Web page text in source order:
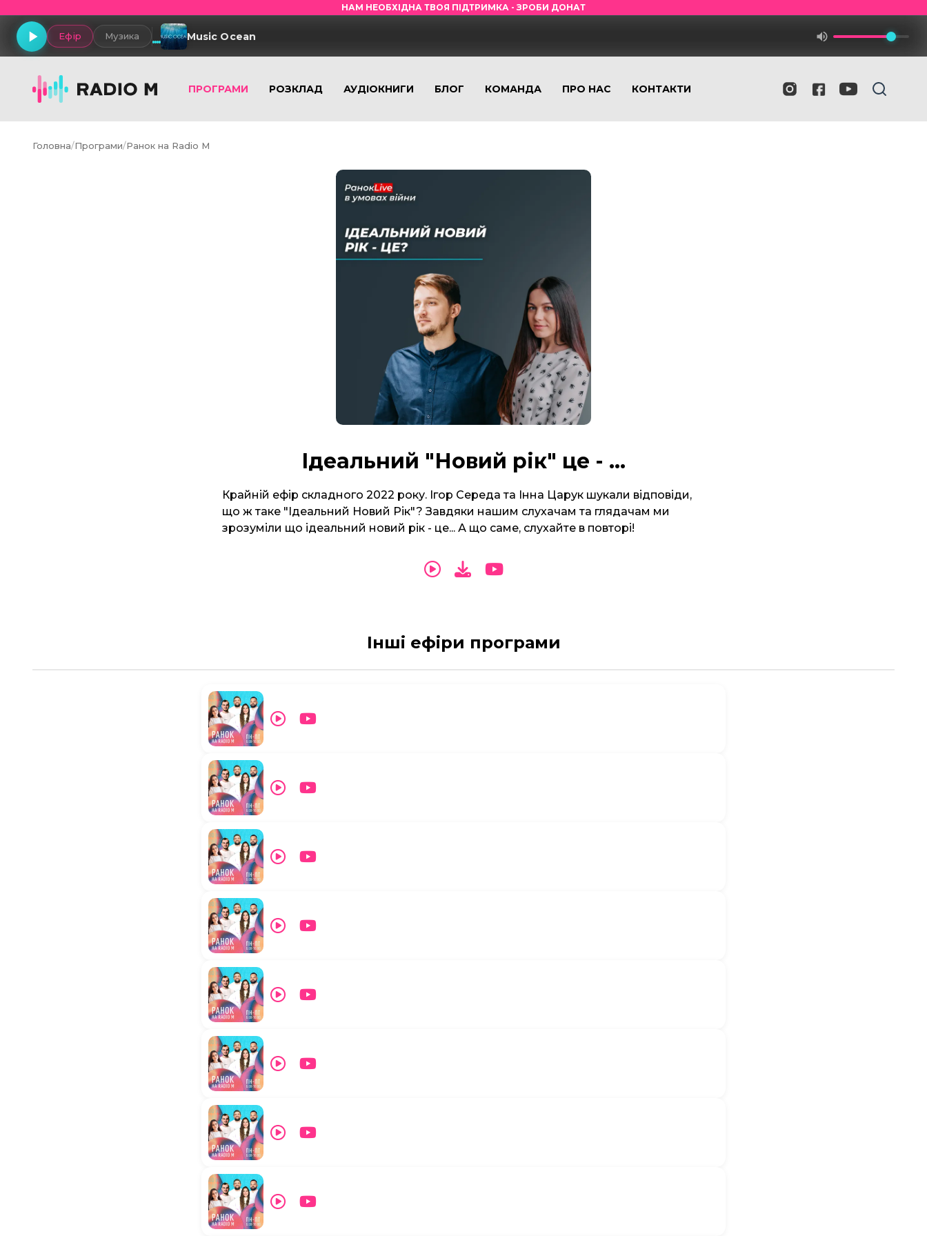
НАМ НЕОБХІДНА ТВОЯ ПІДТРИМКА - ЗРОБИ ДОНАТ
Ефір Музика Music Ocean
ПРОГРАМИ РОЗКЛАД АУДІОКНИГИ БЛОГ КОМАНДА ПРО НАС КОНТАКТИ
Головна/Програми/Ранок на Radio M
Ідеальний "Новий рік" це - ...
Крайній ефір складного 2022 року. Ігор Середа та Інна Царук шукали відповіди,
що ж таке "Ідеальний Новий Рік"? Завдяки нашим слухачам та глядачам ми
зрозуміли що ідеальний новий рік - це... А що саме, слухайте в повторі!
Інші ефіри програми